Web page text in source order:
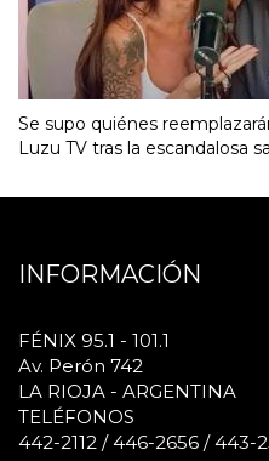
Se supo quiénes
Luzu TV tras la escandalosa
INFORMACIÓN
FÉNIX 95.1 - 101.1
Av. Perón 742
LA RIOJA - ARGENTINA
TELÉFONOS
442-2112 / 446-2656 / 443-